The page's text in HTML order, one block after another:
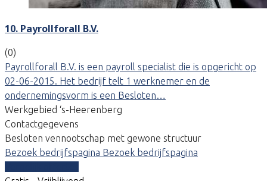
10. Payrollforall B.V.
(0)
Payrollforall B.V. is een payroll specialist die is opgericht op
02-06-2015. Het bedrijf telt 1 werknemer en de
ondernemingsvorm is een Besloten…
Werkgebied ‘s-Heerenberg
Contactgegevens
Besloten vennootschap met gewone structuur
Bezoek bedrijfspagina Bezoek bedrijfspagina